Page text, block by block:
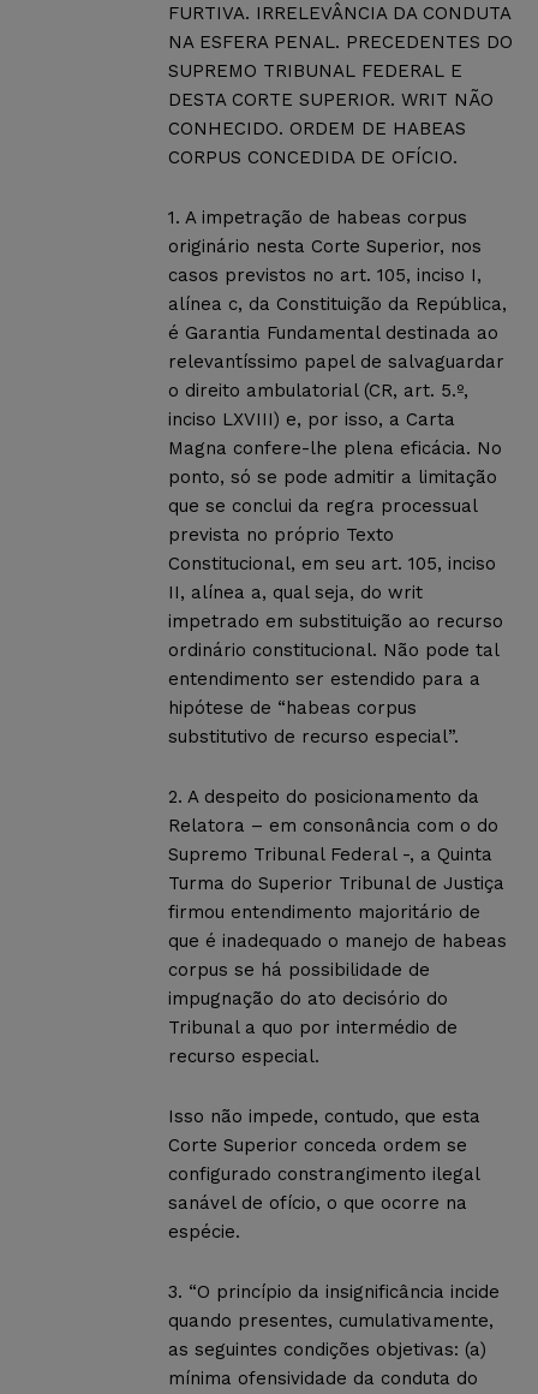
FURTIVA. IRRELEVÂNCIA DA CONDUTA
NA ESFERA PENAL. PRECEDENTES DO
SUPREMO TRIBUNAL FEDERAL E
DESTA CORTE SUPERIOR. WRIT NÃO
CONHECIDO. ORDEM DE HABEAS
CORPUS CONCEDIDA DE OFÍCIO.
1. A impetração de habeas corpus
originário nesta Corte Superior, nos
casos previstos no art. 105, inciso I,
alínea c, da Constituição da República,
é Garantia Fundamental destinada ao
relevantíssimo papel de salvaguardar
o direito ambulatorial (CR, art. 5.º,
inciso LXVIII) e, por isso, a Carta
Magna confere-lhe plena eficácia. No
ponto, só se pode admitir a limitação
que se conclui da regra processual
prevista no próprio Texto
Constitucional, em seu art. 105, inciso
II, alínea a, qual seja, do writ
impetrado em substituição ao recurso
ordinário constitucional. Não pode tal
entendimento ser estendido para a
hipótese de “habeas corpus
substitutivo de recurso especial”.
2. A despeito do posicionamento da
Relatora – em consonância com o do
Supremo Tribunal Federal -, a Quinta
Turma do Superior Tribunal de Justiça
firmou entendimento majoritário de
que é inadequado o manejo de habeas
corpus se há possibilidade de
impugnação do ato decisório do
Tribunal a quo por intermédio de
recurso especial.
Isso não impede, contudo, que esta
Corte Superior conceda ordem se
configurado constrangimento ilegal
sanável de ofício, o que ocorre na
espécie.
3. “O princípio da insignificância incide
quando presentes, cumulativamente,
as seguintes condições objetivas: (a)
mínima ofensividade da conduta do